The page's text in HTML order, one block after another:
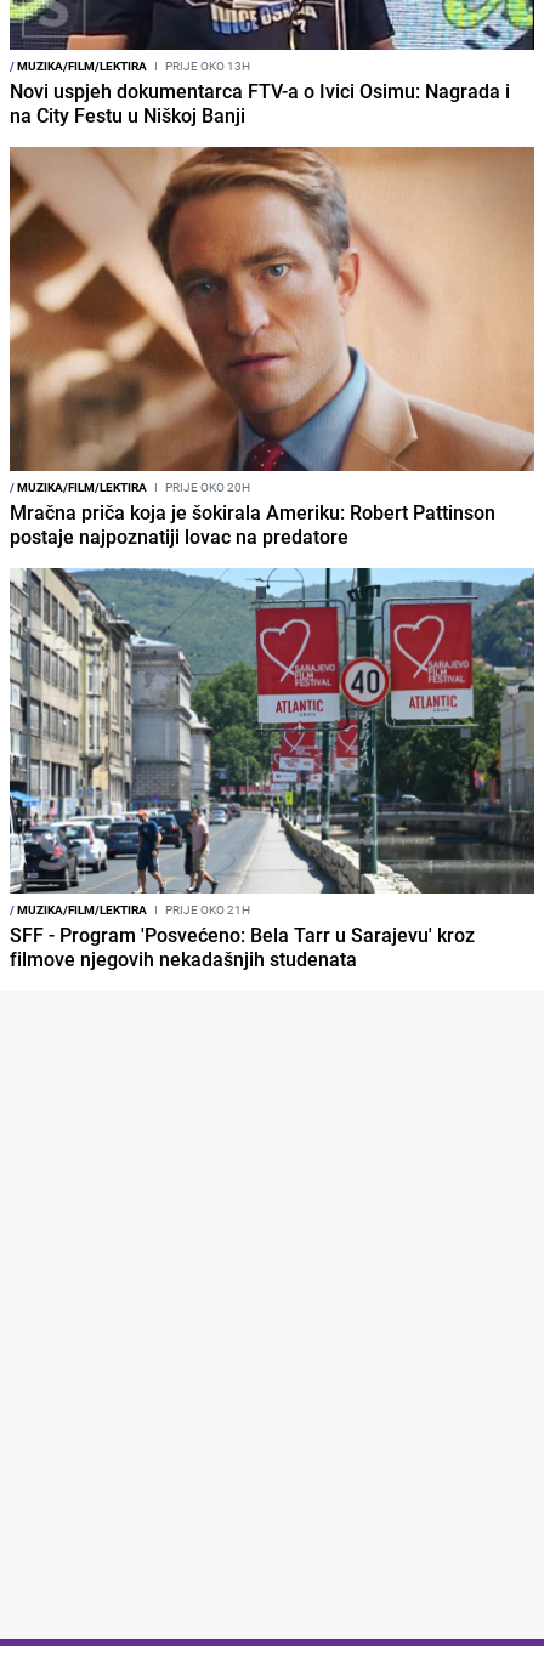
/MUZIKA/FILM/LEKTIRA I PRIJE OKO 13H
Novi uspjeh dokumentarca FTV-a o Ivici Osimu: Nagrada i
na City Festu u Niškoj Banji
/MUZIKA/FILM/LEKTIRA I PRIJE OKO 20H
Mračna priča koja je šokirala Ameriku: Robert Pattinson
postaje najpoznatiji lovac na predatore
/MUZIKA/FILM/LEKTIRA I PRIJE OKO 21H
SFF - Program 'Posvećeno: Bela Tarr u Sarajevu' kroz
filmove njegovih nekadašnjih studenata